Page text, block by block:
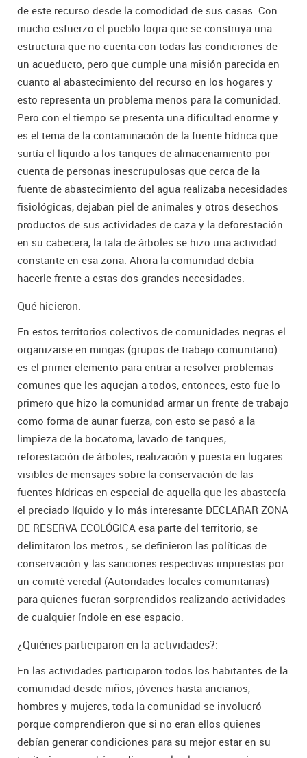
de este recurso desde la comodidad de sus casas. Con
mucho esfuerzo el pueblo logra que se construya una
estructura que no cuenta con todas las condiciones de
un acueducto, pero que cumple una misión parecida en
cuanto al abastecimiento del recurso en los hogares y
esto representa un problema menos para la comunidad.
Pero con el tiempo se presenta una dificultad enorme y
es el tema de la contaminación de la fuente hídrica que
surtía el líquido a los tanques de almacenamiento por
cuenta de personas inescrupulosas que cerca de la
fuente de abastecimiento del agua realizaba necesidades
fisiológicas, dejaban piel de animales y otros desechos
productos de sus actividades de caza y la deforestación
en su cabecera, la tala de árboles se hizo una actividad
constante en esa zona. Ahora la comunidad debía
hacerle frente a estas dos grandes necesidades.
Qué hicieron:
En estos territorios colectivos de comunidades negras el
organizarse en mingas (grupos de trabajo comunitario)
es el primer elemento para entrar a resolver problemas
comunes que les aquejan a todos, entonces, esto fue lo
primero que hizo la comunidad armar un frente de trabajo
como forma de aunar fuerza, con esto se pasó a la
limpieza de la bocatoma, lavado de tanques,
reforestación de árboles, realización y puesta en lugares
visibles de mensajes sobre la conservación de las
fuentes hídricas en especial de aquella que les abastecía
el preciado líquido y lo más interesante DECLARAR ZONA
DE RESERVA ECOLÓGICA esa parte del territorio, se
delimitaron los metros , se definieron las políticas de
conservación y las sanciones respectivas impuestas por
un comité veredal (Autoridades locales comunitarias)
para quienes fueran sorprendidos realizando actividades
de cualquier índole en ese espacio.
¿Quiénes participaron en la actividades?:
En las actividades participaron todos los habitantes de la
comunidad desde niños, jóvenes hasta ancianos,
hombres y mujeres, toda la comunidad se involucró
porque comprendieron que si no eran ellos quienes
debían generar condiciones para su mejor estar en su